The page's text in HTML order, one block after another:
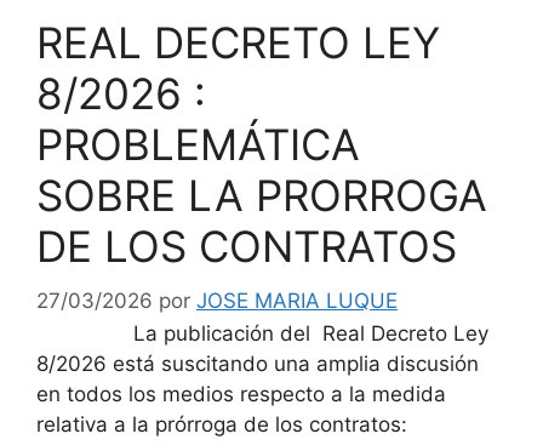
REAL DECRETO LEY
8/2026 :
PROBLEMÁTICA
SOBRE LA PRORROGA
DE LOS CONTRATOS
27/03/2026 por JOSE MARIA LUQUE
La publicación del Real Decreto Ley
8/2026 está suscitando una amplia discusión
en todos los medios respecto a la medida
relativa a la prórroga de los contratos: